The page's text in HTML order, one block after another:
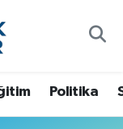
Politika